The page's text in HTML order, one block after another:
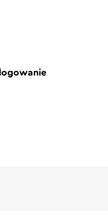
logowanie